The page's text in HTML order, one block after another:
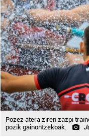
Pozez atera ziren zazpi
pozik gainontzekoak.